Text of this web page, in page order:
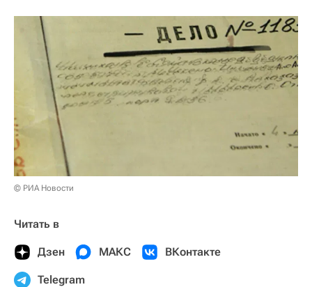
© РИА Новости
Читать в
Дзен МАКС ВКонтакте
Telegram